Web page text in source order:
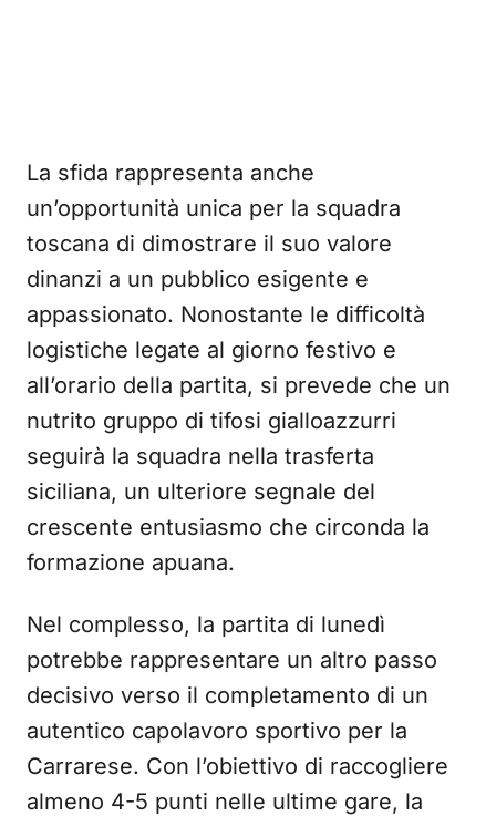
La sfida rappresenta anche
un’opportunità unica per la squadra
toscana di dimostrare il suo valore
dinanzi a un pubblico esigente e
appassionato. Nonostante le difficoltà
logistiche legate al giorno festivo e
all’orario della partita, si prevede che un
nutrito gruppo di tifosi gialloazzurri
seguirà la squadra nella trasferta
siciliana, un ulteriore segnale del
crescente entusiasmo che circonda la
formazione apuana.
Nel complesso, la partita di lunedì
potrebbe rappresentare un altro passo
decisivo verso il completamento di un
autentico capolavoro sportivo per la
Carrarese. Con l’obiettivo di raccogliere
almeno 4-5 punti nelle ultime gare, la